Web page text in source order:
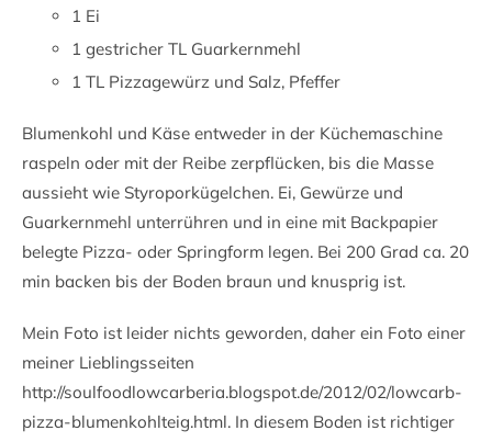
1 Ei
1 gestricher TL Guarkernmehl
1 TL Pizzagewürz und Salz, Pfeffer
Blumenkohl und Käse entweder in der Küchemaschine
raspeln oder mit der Reibe zerpflücken, bis die Masse
aussieht wie Styroporkügelchen. Ei, Gewürze und
Guarkernmehl unterrühren und in eine mit Backpapier
belegte Pizza- oder Springform legen. Bei 200 Grad ca. 20
min backen bis der Boden braun und knusprig ist.
Mein Foto ist leider nichts geworden, daher ein Foto einer
meiner Lieblingsseiten
http://soulfoodlowcarberia.blogspot.de/2012/02/lowcarb-
pizza-blumenkohlteig.html. In diesem Boden ist richtiger